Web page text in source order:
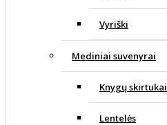
Vyriški
Mediniai suvenyrai
Knygų skirtukai
Lentelės